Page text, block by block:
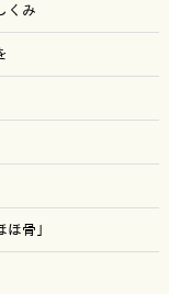
くみ
骨」